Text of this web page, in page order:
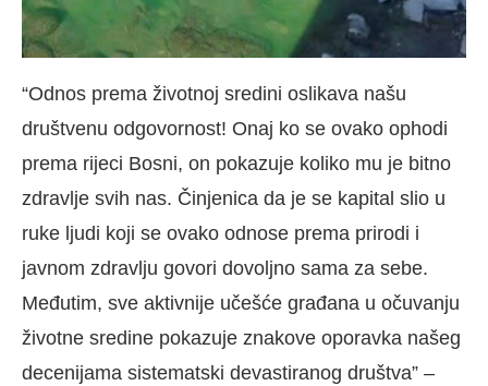
“Odnos prema životnoj sredini oslikava našu
društvenu odgovornost! Onaj ko se ovako ophodi
prema rijeci Bosni, on pokazuje koliko mu je bitno
zdravlje svih nas. Činjenica da je se kapital slio u
ruke ljudi koji se ovako odnose prema prirodi i
javnom zdravlju govori dovoljno sama za sebe.
Međutim, sve aktivnije učešće građana u očuvanju
životne sredine pokazuje znakove oporavka našeg
decenijama sistematski devastiranog društva” –